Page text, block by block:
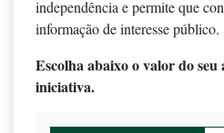
independência e permite que
informação de interesse público.
Escolha abaixo o valor do seu
iniciativa.